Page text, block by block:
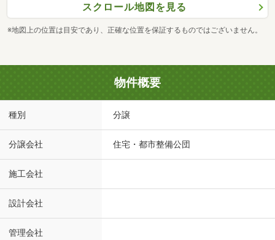
スクロール地図を見る
※地図上の位置は目安であり、正確な位置を保証するものではございません。
物件概要
種別 分譲
分譲会社 住宅・都市整備公団
施工会社
設計会社
管理会社